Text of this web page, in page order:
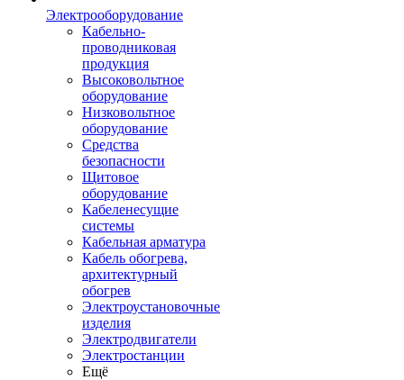
Электрооборудование
Кабельно-
проводниковая
продукция
Высоковольтное
оборудование
Низковольтное
оборудование
Средства
безопасности
Щитовое
оборудование
Кабеленесущие
системы
Кабельная арматура
Кабель обогрева,
архитектурный
обогрев
Электроустановочные
изделия
Электродвигатели
Электростанции
Ещё